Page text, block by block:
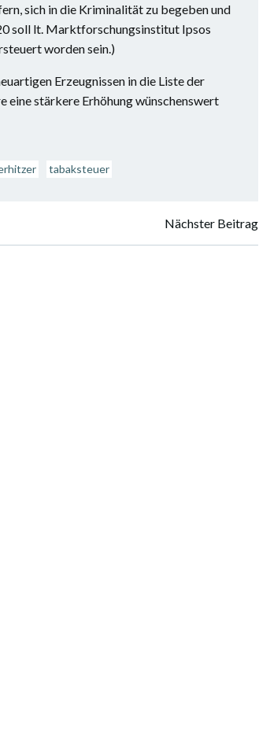
sich in die Kriminalität zu begeben und
soll lt. Marktforschungsinstitut Ipsos
worden sein.)
Erzeugnissen in die Liste der
eine stärkere Erhöhung wünschenswert
tabaksteuer
Nächster Beitrag